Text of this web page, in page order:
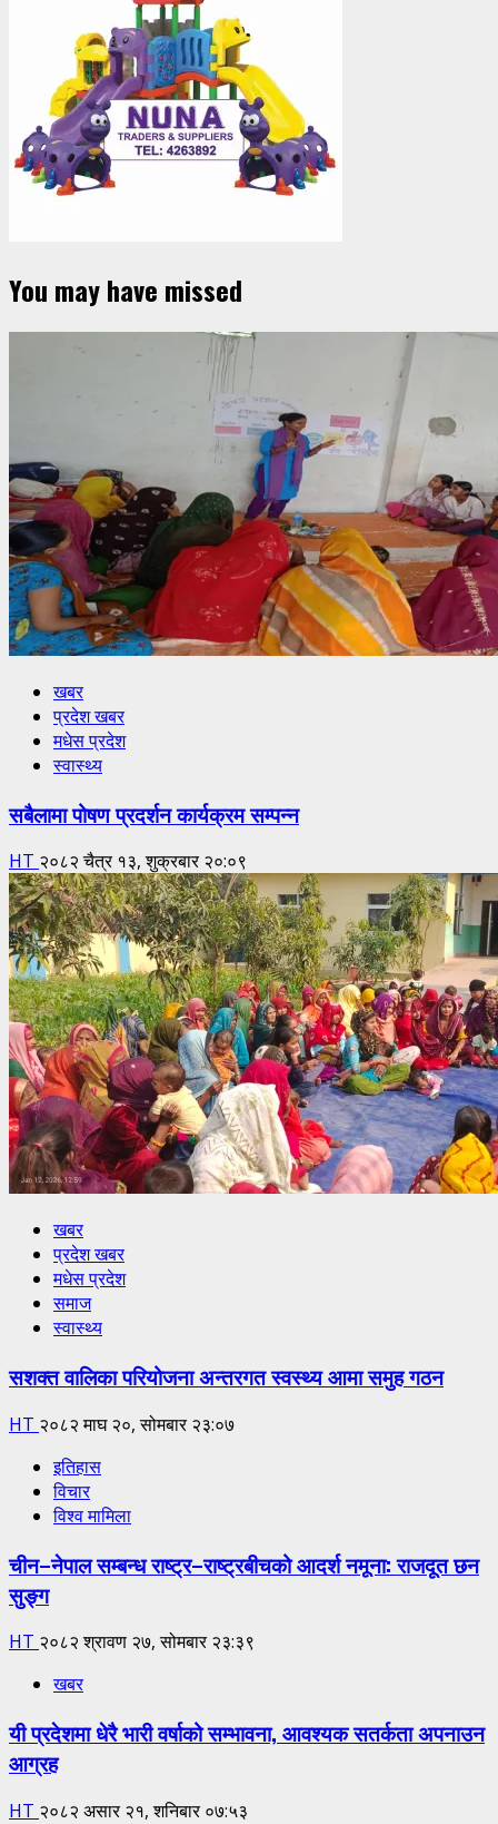
You may have missed
खबर
प्रदेश खबर
मधेस प्रदेश
स्वास्थ्य
सबैलामा पोषण प्रदर्शन कार्यक्रम सम्पन्न
HT २०८२ चैत्र १३, शुक्रबार २०:०९
खबर
प्रदेश खबर
मधेस प्रदेश
समाज
स्वास्थ्य
सशक्त वालिका परियोजना अन्तरगत स्वस्थ्य आमा समुह गठन
HT २०८२ माघ २०, सोमबार २३:०७
इतिहास
विचार
विश्व मामिला
चीन–नेपाल सम्बन्ध राष्ट्र–राष्ट्रबीचको आदर्श नमूना: राजदूत छन
सुङ्ग
HT २०८२ श्रावण २७, सोमबार २३:३९
खबर
यी प्रदेशमा धेरै भारी वर्षाको सम्भावना, आवश्यक सतर्कता अपनाउन
आग्रह
HT २०८२ असार २१, शनिबार ०७:५३